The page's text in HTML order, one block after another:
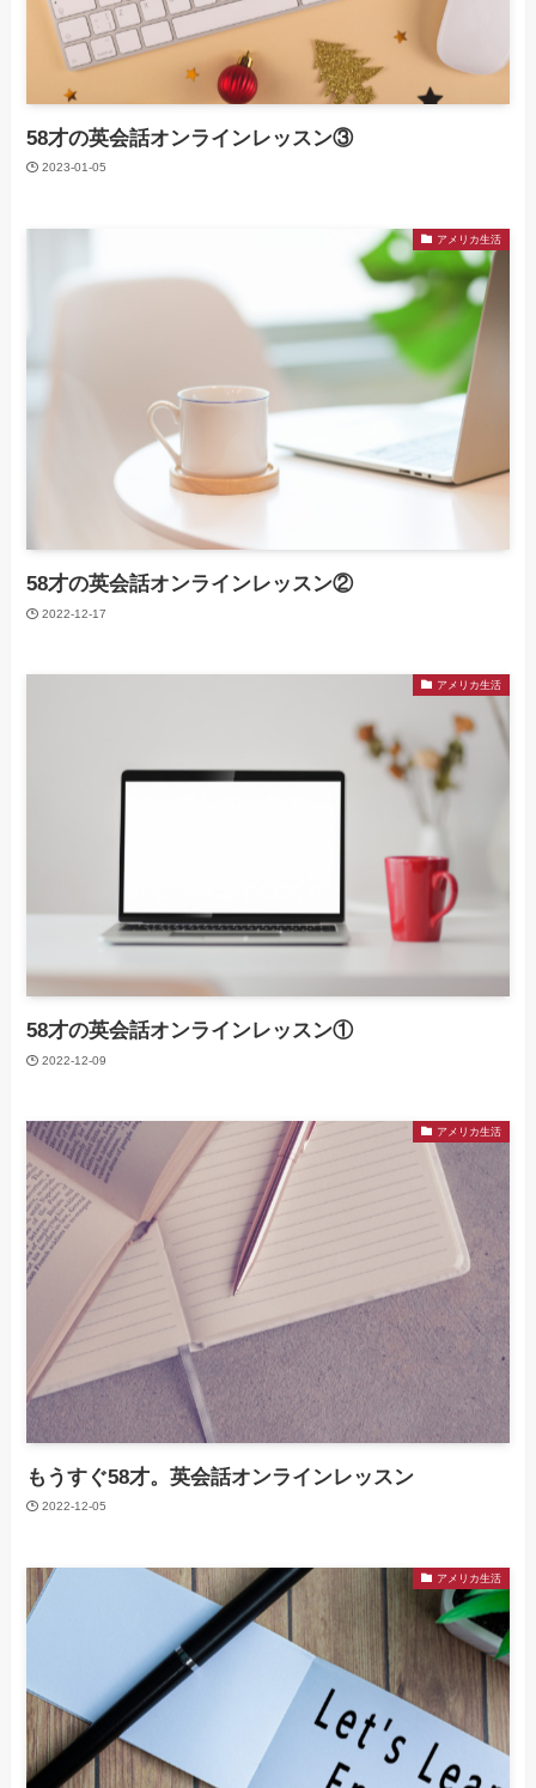
58才の英会話オンラインレッスン③
2023-01-05
アメリカ生活
58才の英会話オンラインレッスン②
2022-12-17
アメリカ生活
58才の英会話オンラインレッスン①
2022-12-09
アメリカ生活
もうすぐ58才。英会話オンラインレッスン
2022-12-05
アメリカ生活